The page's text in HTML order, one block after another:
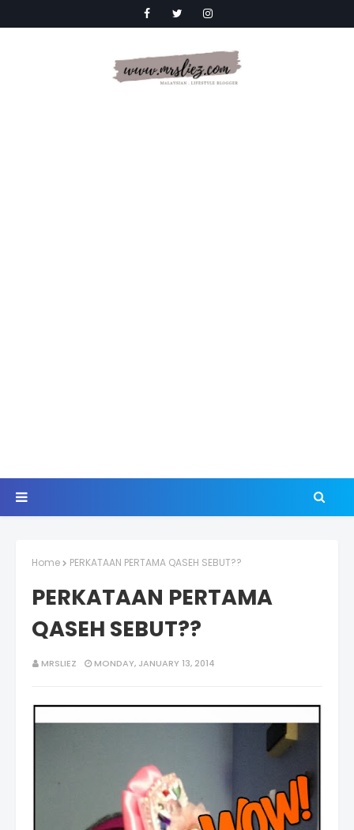
Home PERKATAAN PERTAMA QASEH SEBUT??
PERKATAAN PERTAMA
QASEH SEBUT??
MRSLIEZ MONDAY, JANUARY 13, 2014